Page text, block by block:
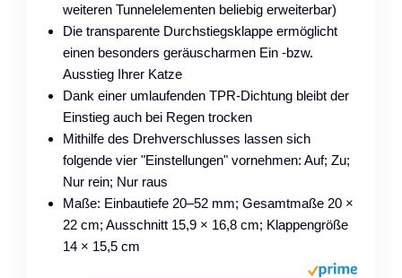
weiteren Tunnelelementen beliebig erweiterbar)
Die transparente Durchstiegsklappe ermöglicht
einen besonders geräuscharmen Ein -bzw.
Ausstieg Ihrer Katze
Dank einer umlaufenden TPR-Dichtung bleibt der
Einstieg auch bei Regen trocken
Mithilfe des Drehverschlusses lassen sich
folgende vier "Einstellungen" vornehmen: Auf; Zu;
Nur rein; Nur raus
Maße: Einbautiefe 20–52 mm; Gesamtmaße 20 ×
22 cm; Ausschnitt 15,9 × 16,8 cm; Klappengröße
14 × 15,5 cm